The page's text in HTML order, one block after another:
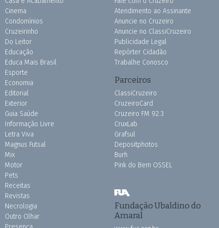
Cinema
Condomínios
Cruzeirinho
Do Leitor
Educação
Educa Mais Brasil
Esporte
Economia
Editorial
Exterior
Guia Saúde
Informação Livre
Letra Viva
Magnus Futsal
Mix
Motor
Pets
Receitas
Revistas
Necrologia
Outro Olhar
Atendimento ao Assinante
Anuncie no Cruzeiro
Anuncie no ClassiCruzeiro
Publicidade Legal
Repórter Cidadão
Trabalhe Conosco
Parceiros
ClassiCruzeiro
CruzeiroCard
Cruzeiro FM 92.3
CruxLab
Grafsul
Depositphotos
Burh
Pink do Bem OSSEL
Fundação Ubaldino do
Amaral